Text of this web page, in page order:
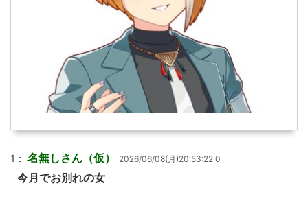
1： 名無しさん（仮） 2026/06/08(月)20:53:22 0
今月でお別れの女